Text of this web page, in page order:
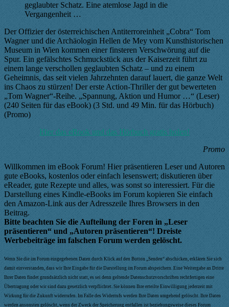
geglaubter Schatz. Eine atemlose Jagd in die
Vergangenheit …
Der Offizier der österreichischen Antiterroreinheit „Cobra“ Tom
Wagner und die Archäologin Hellen de Mey vom Kunsthistorischen
Museum in Wien kommen einer finsteren Verschwörung auf die
Spur. Ein gefälschtes Schmuckstück aus der Kaiserzeit führt zu
einem lange verschollen geglaubten Schatz – und zu einem
Geheimnis, das seit vielen Jahrzehnten darauf lauert, die ganze Welt
ins Chaos zu stürzen! Der erste Action-Thriller der gut bewerteten
„Tom Wagner“-Reihe. „Spannung, Aktion und Humor …“ (Leser)
(240 Seiten für das eBook) (3 Std. und 49 Min. für das Hörbuch)
(Promo)
Hier das eBook und das Hörbuch gratis holen!
Promo
Willkommen im eBook Forum! Hier präsentieren Leser und Autoren
gute eBooks, kostenlos oder einfach lesenswert; diskutieren über
eReader, gute Rezepte und alles, was sonst so interessiert. Für die
Darstellung eines Kindle-eBooks im Forum kopieren Sie einfach
den Amazon-Link aus der Adresszeile Ihres Browsers in den
Beitrag.
Bitte beachten Sie die Aufteilung der Foren in „Leser
präsentieren“ und „Autoren präsentieren“! Dreiste
Werbebeiträge im falschen Forum werden gelöscht.
Wenn Sie die im Forum eingegebenen Daten durch Klick auf den Button „Senden“ abschicken, erklären Sie sich
damit einverstanden, dass wir Ihre Eingabe für die Darstellung im Forum abspeichern. Eine Weitergabe an Dritte
Ihrer Daten findet grundsätzlich nicht statt, es sei denn geltende Datenschutzvorschriften rechtfertigen eine
Übertragung oder wir sind dazu gesetzlich verpflichtet. Sie können Ihre erteilte Einwilligung jederzeit mit
Wirkung für die Zukunft widerrufen. Im Falle des Widerrufs werden Ihre Daten umgehend gelöscht. Ihre Daten
werden ansonsten gelöscht, wenn der Zweck der Speicherung entfallen ist beziehungsweise dieses Forum